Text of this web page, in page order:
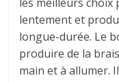
lentement et
longue-durée. Le
produire de la
main et à allumer.